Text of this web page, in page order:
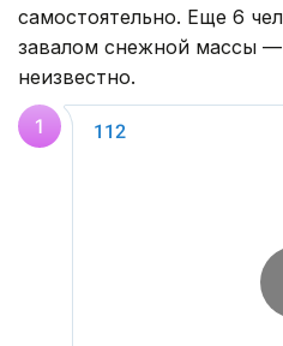
самостоятельно. Еще 6
завалом снежной массы —
неизвестно.